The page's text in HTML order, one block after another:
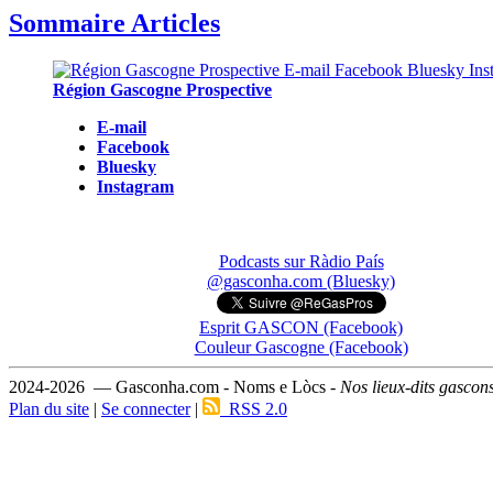
Sommaire Articles
Région Gascogne Prospective
E-mail
Facebook
Bluesky
Instagram
Podcasts sur Ràdio País
@gasconha.com (Bluesky)
Esprit GASCON (Facebook)
Couleur Gascogne (Facebook)
2024-2026 — Gasconha.com - Noms e Lòcs - Nos lieux-dits
Plan du site | Se connecter| RSS 2.0